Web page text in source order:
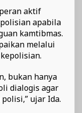
aktif
apabila
kamtibmas.
melalui
bukan hanya
dialogis agar
ujar Ida.